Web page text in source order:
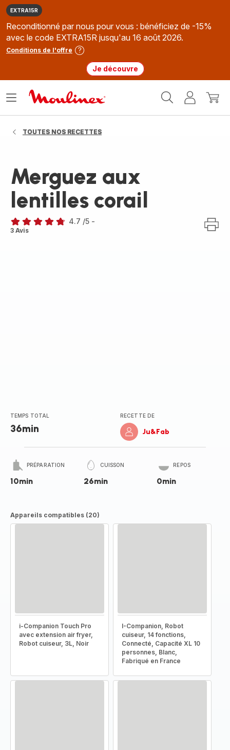
EXTRA15R
Reconditionné par nous pour vous : bénéficiez de -15%
avec le code EXTRA15R jusqu'au 16 août 2026.
Conditions de l'offre
Je découvre
MonMon
Ouvrir
TOUTES NOS RECETTES
Merguez aux
lentilles corail
ratings.4.7
4.7 /5 -
3 Avis
TEMPS TOTAL
36min
RECETTE DE
Ju&Fab
PRÉPARATION
10min
CUISSON
26min
REPOS
0min
Appareils compatibles (20)
i-Companion Touch Pro
avec extension air fryer,
Robot cuiseur, 3L, Noir
I-Companion, Robot
cuiseur, 14 fonctions,
Connecté, Capacité XL 10
personnes, Blanc,
Fabriqué en France